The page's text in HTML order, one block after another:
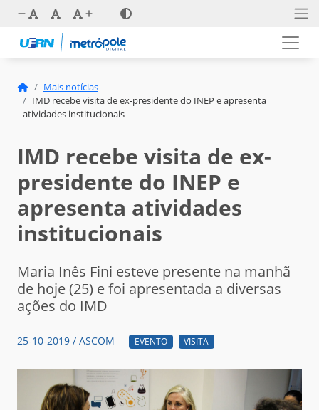
Mais notícias
IMD recebe visita de ex-presidente do INEP e apresenta
atividades institucionais
IMD recebe visita de ex-
presidente do INEP e
apresenta atividades
institucionais
Maria Inês Fini esteve presente na manhã
de hoje (25) e foi apresentada a diversas
ações do IMD
25-10-2019 / ASCOM EVENTO VISITA